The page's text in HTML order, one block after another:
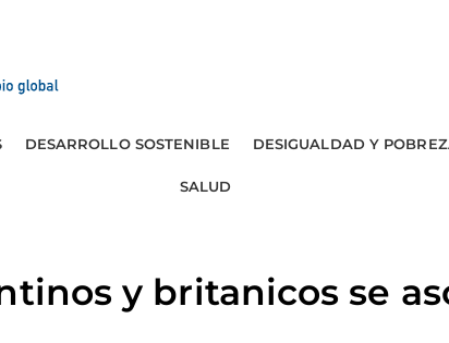
DESARROLLO SOSTENIBLE DESIGUALDAD Y
SALUD
y britanicos se